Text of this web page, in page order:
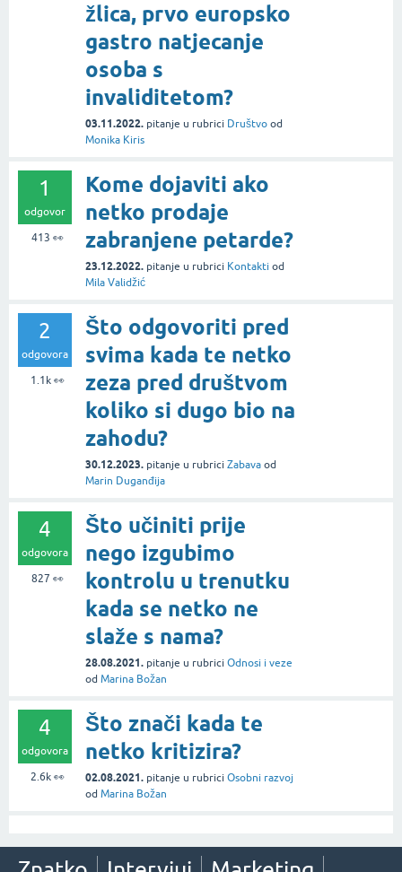
žlica, prvo europsko
gastro natjecanje
osoba s
invaliditetom?
03.11.2022. pitanje u rubrici Društvo od
Monika Kiris
1
odgovor
413 👀
Kome dojaviti ako
netko prodaje
zabranjene petarde?
23.12.2022. pitanje u rubrici Kontakti od
Mila Validžić
2
odgovora
1.1k👀
Što odgovoriti pred
svima kada te netko
zeza pred društvom
koliko si dugo bio na
zahodu?
30.12.2023. pitanje u rubrici Zabava od
Marin Duganđija
4
odgovora
827 👀
Što učiniti prije
nego izgubimo
kontrolu u trenutku
kada se netko ne
slaže s nama?
28.08.2021. pitanje u rubrici Odnosi i veze
od Marina Božan
4
odgovora
2.6k👀
Što znači kada te
netko kritizira?
02.08.2021. pitanje u rubrici Osobni razvoj
od Marina Božan